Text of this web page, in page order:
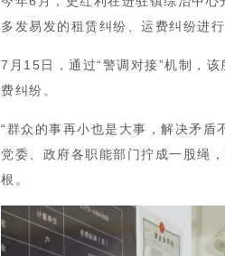
多发易发的租赁纠纷、运费纠纷进行
7月15日，通过“警调对接”机制，
费纠纷。
“群众的事再小也是大事，解决矛盾
党委、政府各职能部门拧成一股绳
根。